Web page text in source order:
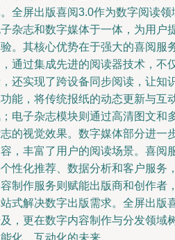
全屏出版喜阅3.0作为数字阅读
杂志和数字媒体于一体，为用户
。其核心优势在于强大的喜阅服
通过集成先进的阅读器技术，不
还实现了跨设备同步阅读，让知
能，将传统报纸的动态更新与互
电子杂志模块则通过高清图文和
的视觉效果。数字媒体部分进一
，丰富了用户的阅读场景。喜阅
性化推荐、数据分析和客户服务
制作服务则赋能出版商和创作者
式解决数字出版需求。全屏出版
，更在数字内容制作与分发领域
化、互动化的未来。